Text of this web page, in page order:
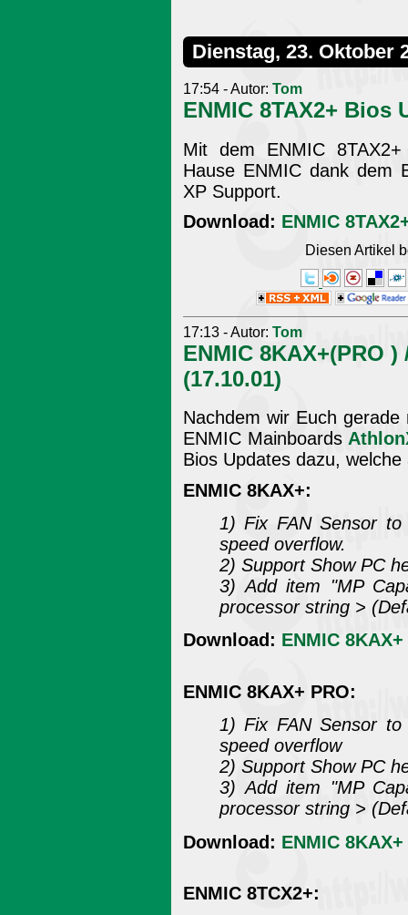
Dienstag, 23. Oktober
17:54 - Autor: Tom
ENMIC 8TAX2+ Bios
Mit dem ENMIC
Hause ENMIC dank dem
XP Support.
Download: ENMIC
Diesen Artikel
17:13 - Autor: Tom
ENMIC 8KAX+(PRO
(17.10.01)
Nachdem wir Euch
ENMIC Mainboards
Bios Updates dazu,
ENMIC 8KAX+:
1) Fix FAN Sensor
speed overflow.
2) Support Show PC
3) Add item "MP
processor string >
Download: ENMIC
ENMIC 8KAX+ PRO:
1) Fix FAN Sensor
speed overflow
2) Support Show PC
3) Add item "MP
processor string >
Download: ENMIC
ENMIC 8TCX2+: